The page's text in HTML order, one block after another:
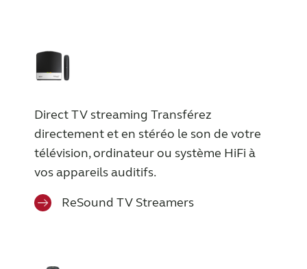
United States
عربي
Direct TV streaming Transférez
directement et en stéréo le son de votre
télévision, ordinateur ou système HiFi à
vos appareils auditifs.
ReSound TV Streamers